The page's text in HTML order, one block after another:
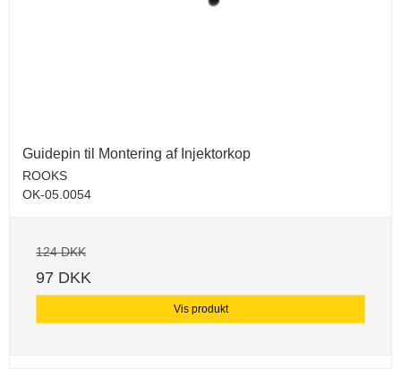
Guidepin til Montering af Injektorkop
ROOKS
OK-05.0054
124 DKK
97 DKK
Vis produkt